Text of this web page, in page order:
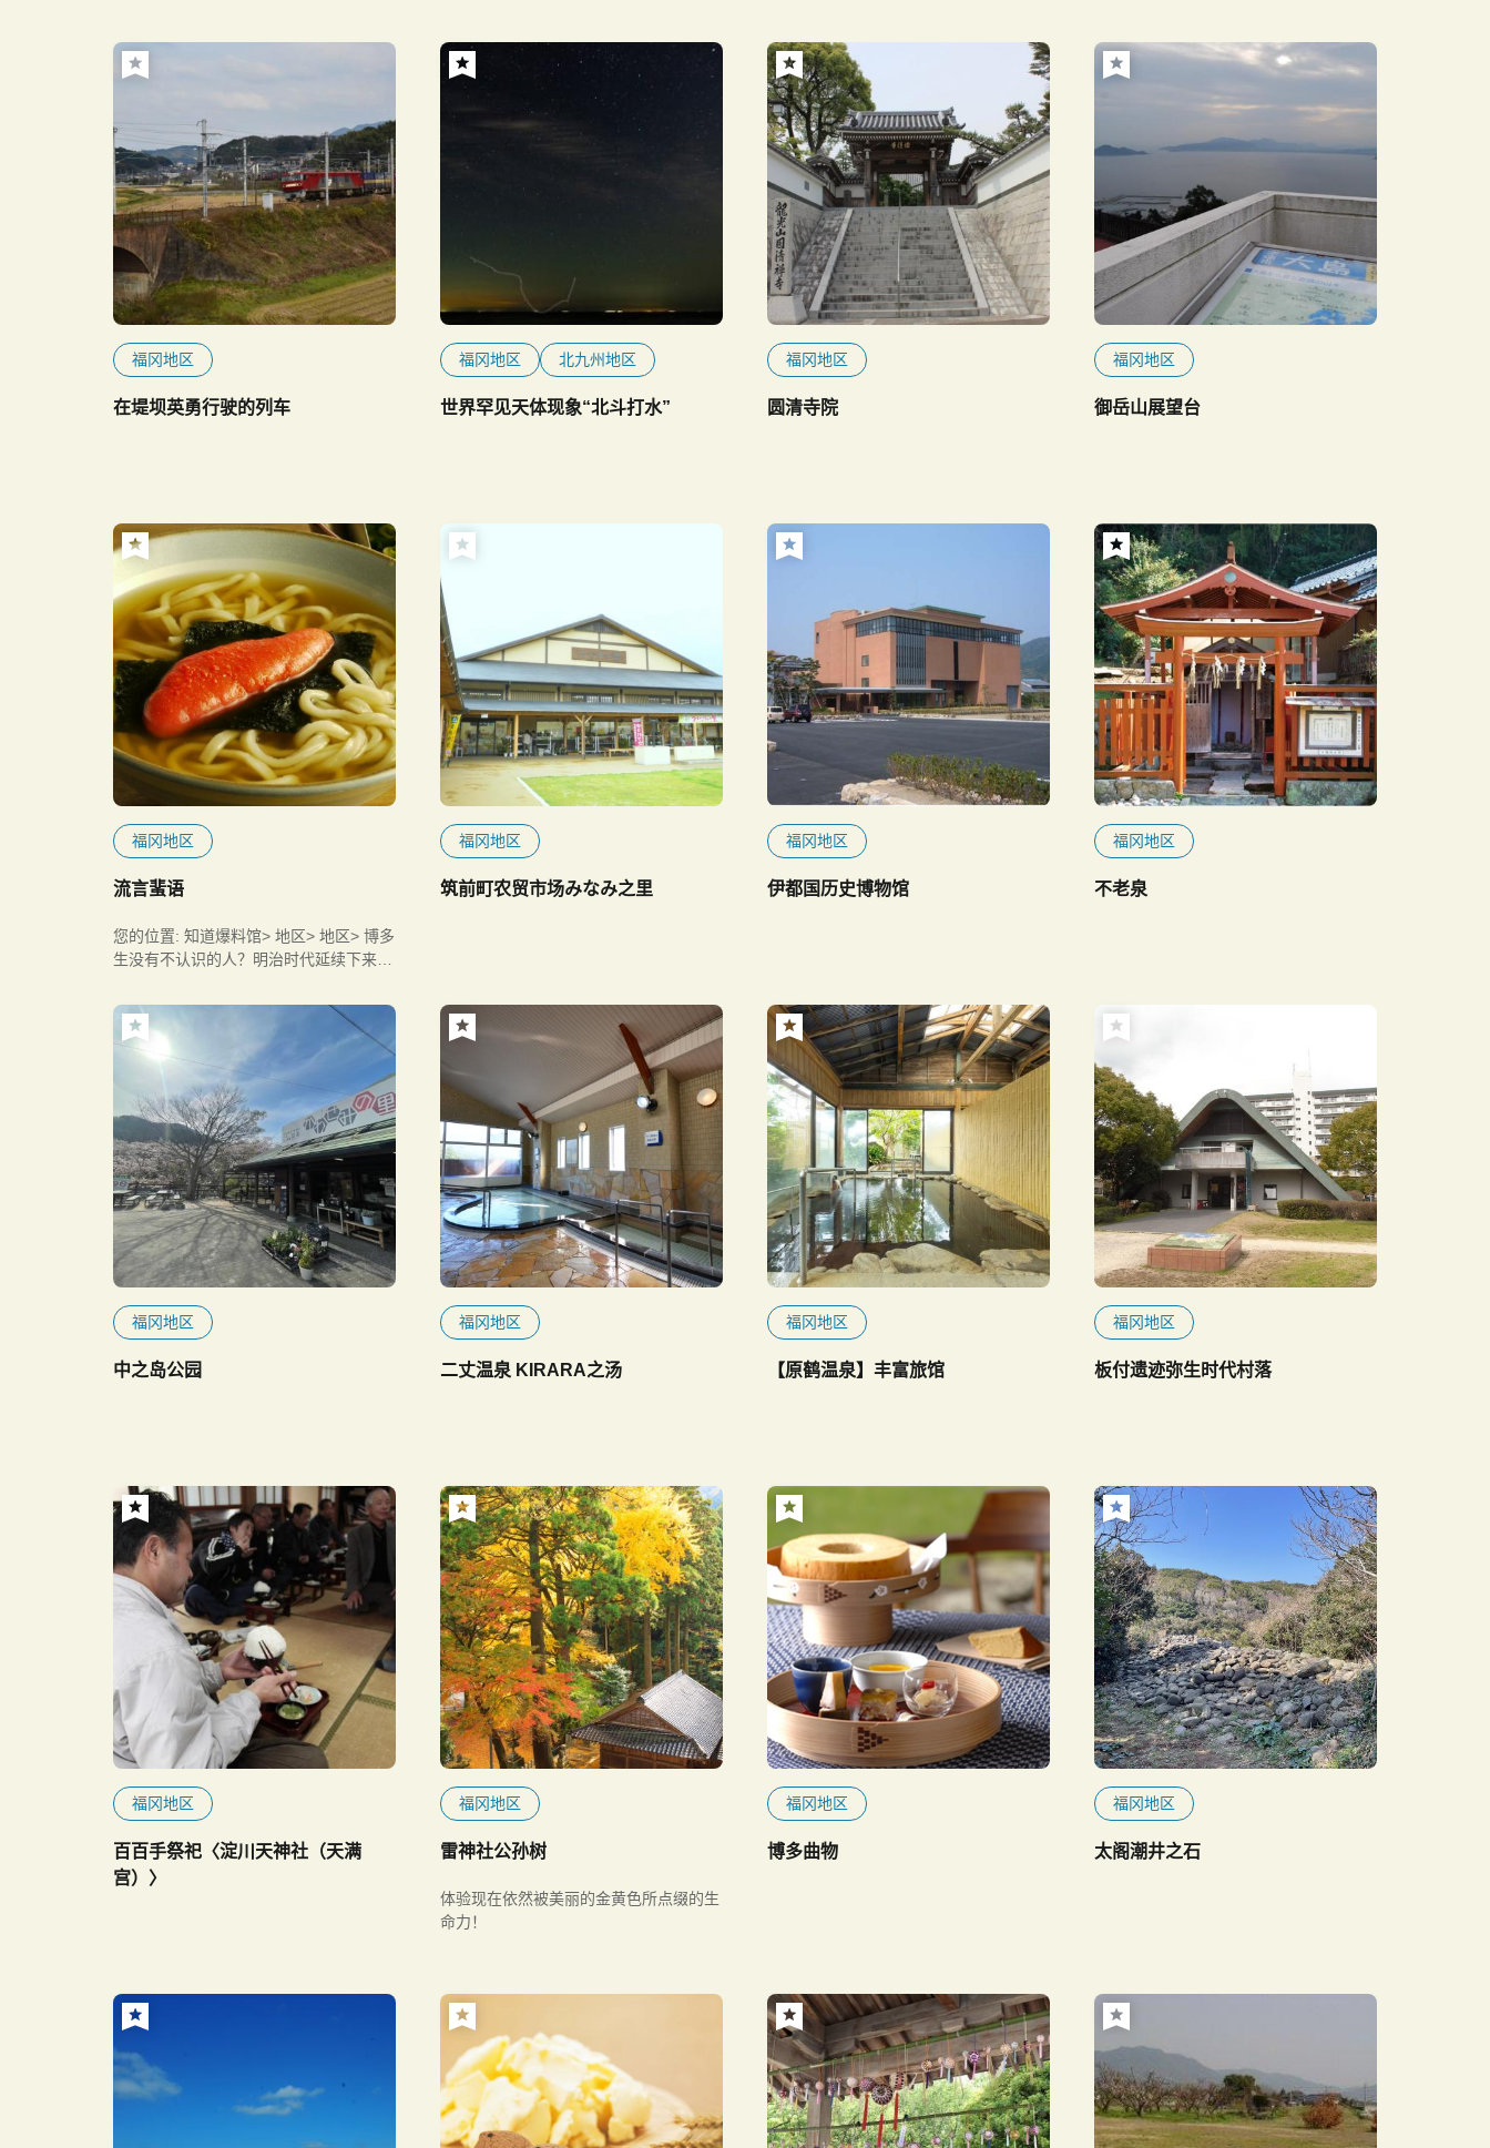
福冈地区
在堤坝英勇行驶的列车
福冈地区 北九州地区
世界罕见天体现象“北斗打水”
福冈地区
圆清寺院
福冈地区
御岳山展望台
福冈地区
流言蜚语
您的位置: 知道爆料馆> 地区> 地区> 博多
生没有不认识的人？明治时代延续下来的
福冈地区
筑前町农贸市场みなみ之里
福冈地区
伊都国历史博物馆
福冈地区
不老泉
福冈地区
中之岛公园
福冈地区
二丈温泉 KIRARA之汤
福冈地区
【原鹤温泉】丰富旅馆
福冈地区
板付遗迹弥生时代村落
福冈地区
百百手祭祀〈淀川天神社（天满
宫）〉
福冈地区
雷神社公孙树
体验现在依然被美丽的金黄色所点缀的生
命力！
福冈地区
博多曲物
福冈地区
太阁潮井之石